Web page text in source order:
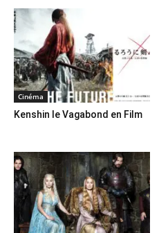
Cinéma
Kenshin le Vagabond en Film